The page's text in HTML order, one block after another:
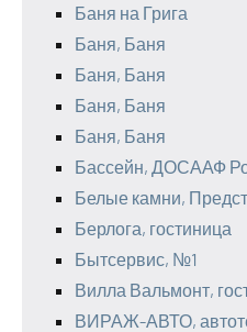
Баня на Грига
Баня, Баня
Баня, Баня
Баня, Баня
Баня, Баня
Бассейн, ДОСААФ
Белые камни,
Берлога, гостиница
Бытсервис, №1
Вилла Вальмонт,
ВИРАЖ-АВТО,